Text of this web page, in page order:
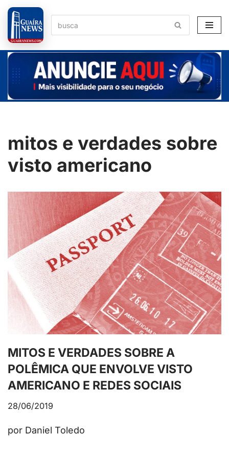
Pular
para
o
conteúdo
mitos e verdades sobre
visto americano
MITOS E VERDADES SOBRE A
POLÊMICA QUE ENVOLVE VISTO
AMERICANO E REDES SOCIAIS
28/06/2019
por Daniel Toledo